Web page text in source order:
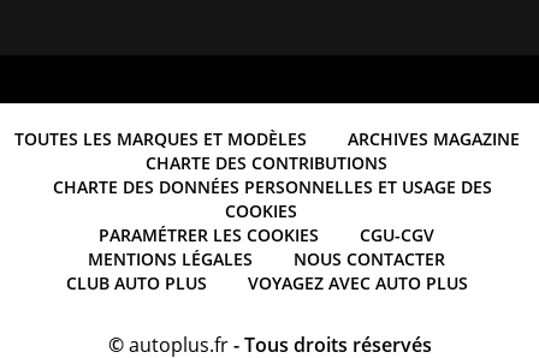
TOUTES LES MARQUES ET MODÈLES
ARCHIVES MAGAZINE
CHARTE DES CONTRIBUTIONS
CHARTE DES DONNÉES PERSONNELLES ET USAGE DES
COOKIES
PARAMÉTRER LES COOKIES
CGU-CGV
MENTIONS LÉGALES
NOUS CONTACTER
CLUB AUTO PLUS
VOYAGEZ AVEC AUTO PLUS
©autoplus.fr- Tous droits réservés